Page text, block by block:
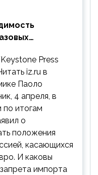
Press
iz.ru в
Паоло
4 апреля, в
по итогам
о
положения
касающихся
И каковы
импорта